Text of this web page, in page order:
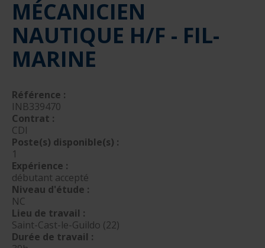
nautique ?
Formation Formateurs de permis hauturiers
Inscription formations entreprises
alternance nautisme
nautisme et commerce
encadrement nautique
MÉCANICIEN
NAUTIQUE H/F - FIL-
MARINE
Référence :
INB339470
Contrat :
CDI
Poste(s) disponible(s) :
1
Expérience :
débutant accepté
Niveau d'étude :
NC
Lieu de travail :
Saint-Cast-le-Guildo (22)
Durée de travail :